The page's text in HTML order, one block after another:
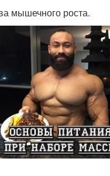
мышечного роста.